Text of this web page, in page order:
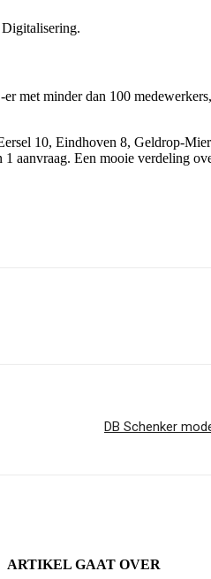
met minder dan 100
10, Eindhoven 8, Geldrop-
aanvraag. Een mooie verdeling
DB Schenker
ARTIKEL GAAT OVER